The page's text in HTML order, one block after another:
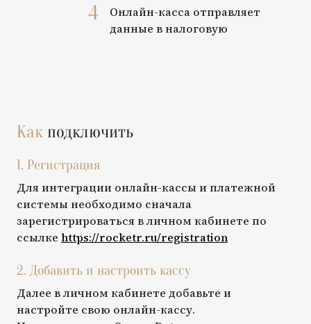
4
Онлайн-касса отправляет
данные в налоговую
Как подключить
1. Регистрация
Для интеграции онлайн-кассы и платежной
системы необходимо сначала
зарегистрироваться в личном кабинете по
ссылке https://rocketr.ru/registration
2. Добавить и настроить кассу
Далее в личном кабинете добавьте и
настройте свою онлайн-кассу.